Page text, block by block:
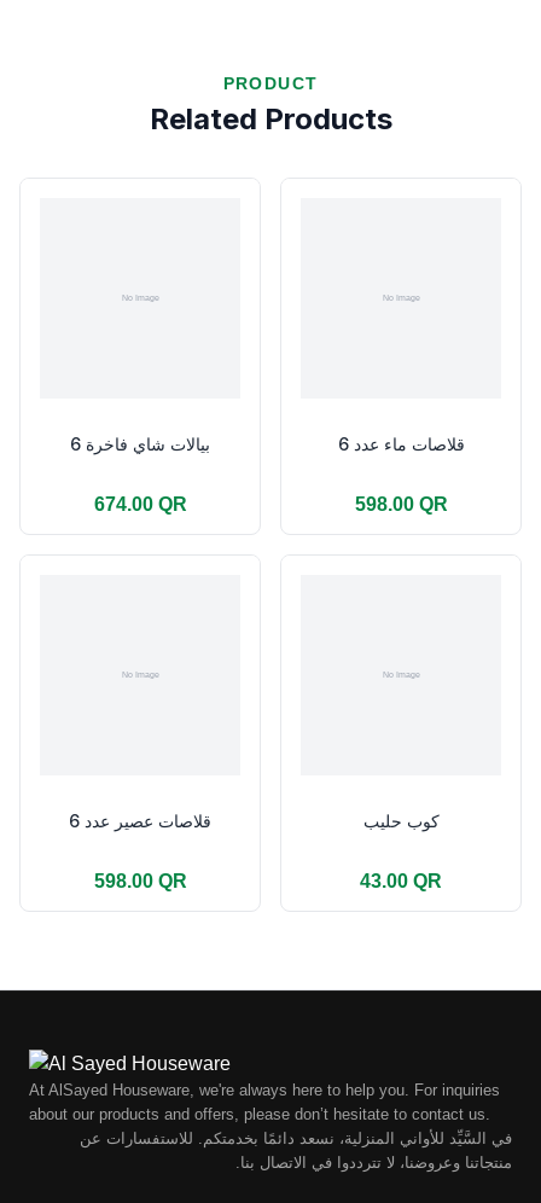
PRODUCT
Related Products
بيالات شاي فاخرة 6
674.00 QR
قلاصات ماء عدد 6
598.00 QR
قلاصات عصير عدد 6
598.00 QR
كوب حليب
43.00 QR
At AlSayed Houseware, we're always here to help you. For inquiries
about our products and offers, please don’t hesitate to contact us.
في السَّيِّد للأواني المنزلية، نسعد دائمًا بخدمتكم. للاستفسارات عن
منتجاتنا وعروضنا، لا تترددوا في الاتصال بنا.